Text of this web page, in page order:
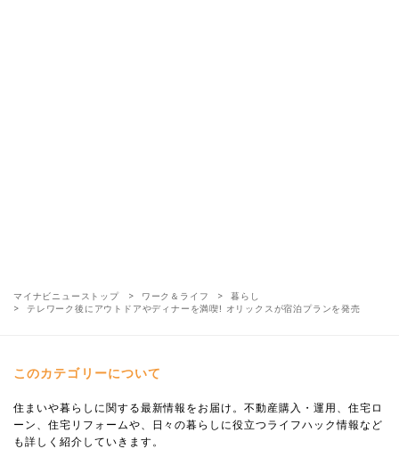
マイナビニューストップ ワーク＆ライフ
暮らし
テレワーク後にアウトドアやディナーを満喫! オリックスが宿泊プランを発売
このカテゴリーについて
住まいや暮らしに関する最新情報をお届け。不動産購入・運用、住宅ロ
ーン、住宅リフォームや、日々の暮らしに役立つライフハック情報など
も詳しく紹介していきます。